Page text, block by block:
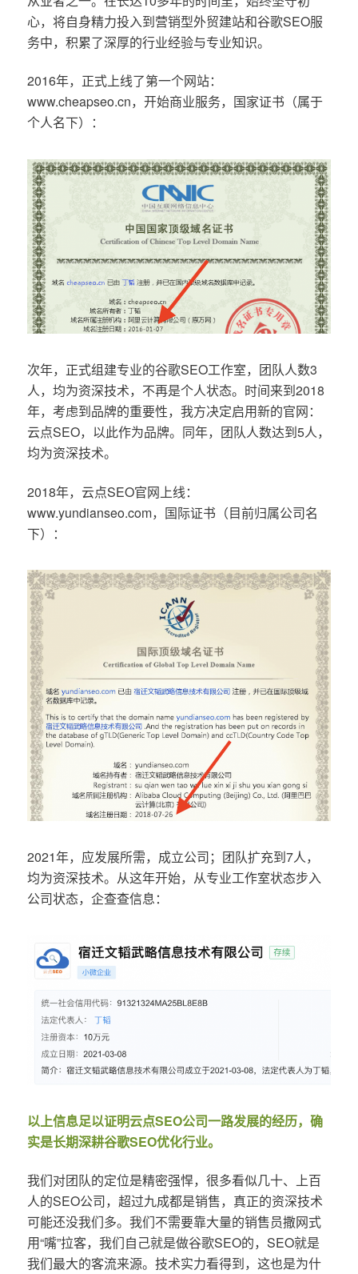
心，将自身精力投入到营销型外贸建站和谷歌SEO服
务中，积累了深厚的行业经验与专业知识。
2016年，正式上线了第一个网站：
www.cheapseo.cn，开始商业服务，国家证书（属于
个人名下）：
次年，正式组建专业的谷歌SEO工作室，团队人数3
人，均为资深技术，不再是个人状态。时间来到2018
年，考虑到品牌的重要性，我方决定启用新的官网：
云点SEO，以此作为品牌。同年，团队人数达到5人，
均为资深技术。
2018年，云点SEO官网上线：
www.yundianseo.com，国际证书（目前归属公司名
下）：
2021年，应发展所需，成立公司；团队扩充到7人，
均为资深技术。从这年开始，从专业工作室状态步入
公司状态，企查查信息：
以上信息足以证明云点SEO公司一路发展的经历，确
实是长期深耕谷歌SEO优化行业。
我们对团队的定位是精密强悍，很多看似几十、上百
人的SEO公司，超过九成都是销售，真正的资深技术
可能还没我们多。我们不需要靠大量的销售员撒网式
用“嘴”拉客，我们自己就是做谷歌SEO的，SEO就是
我们最大的客流来源。技术实力看得到，这也是为什